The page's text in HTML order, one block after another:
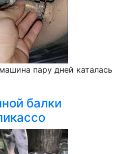
пару дней каталась
балки